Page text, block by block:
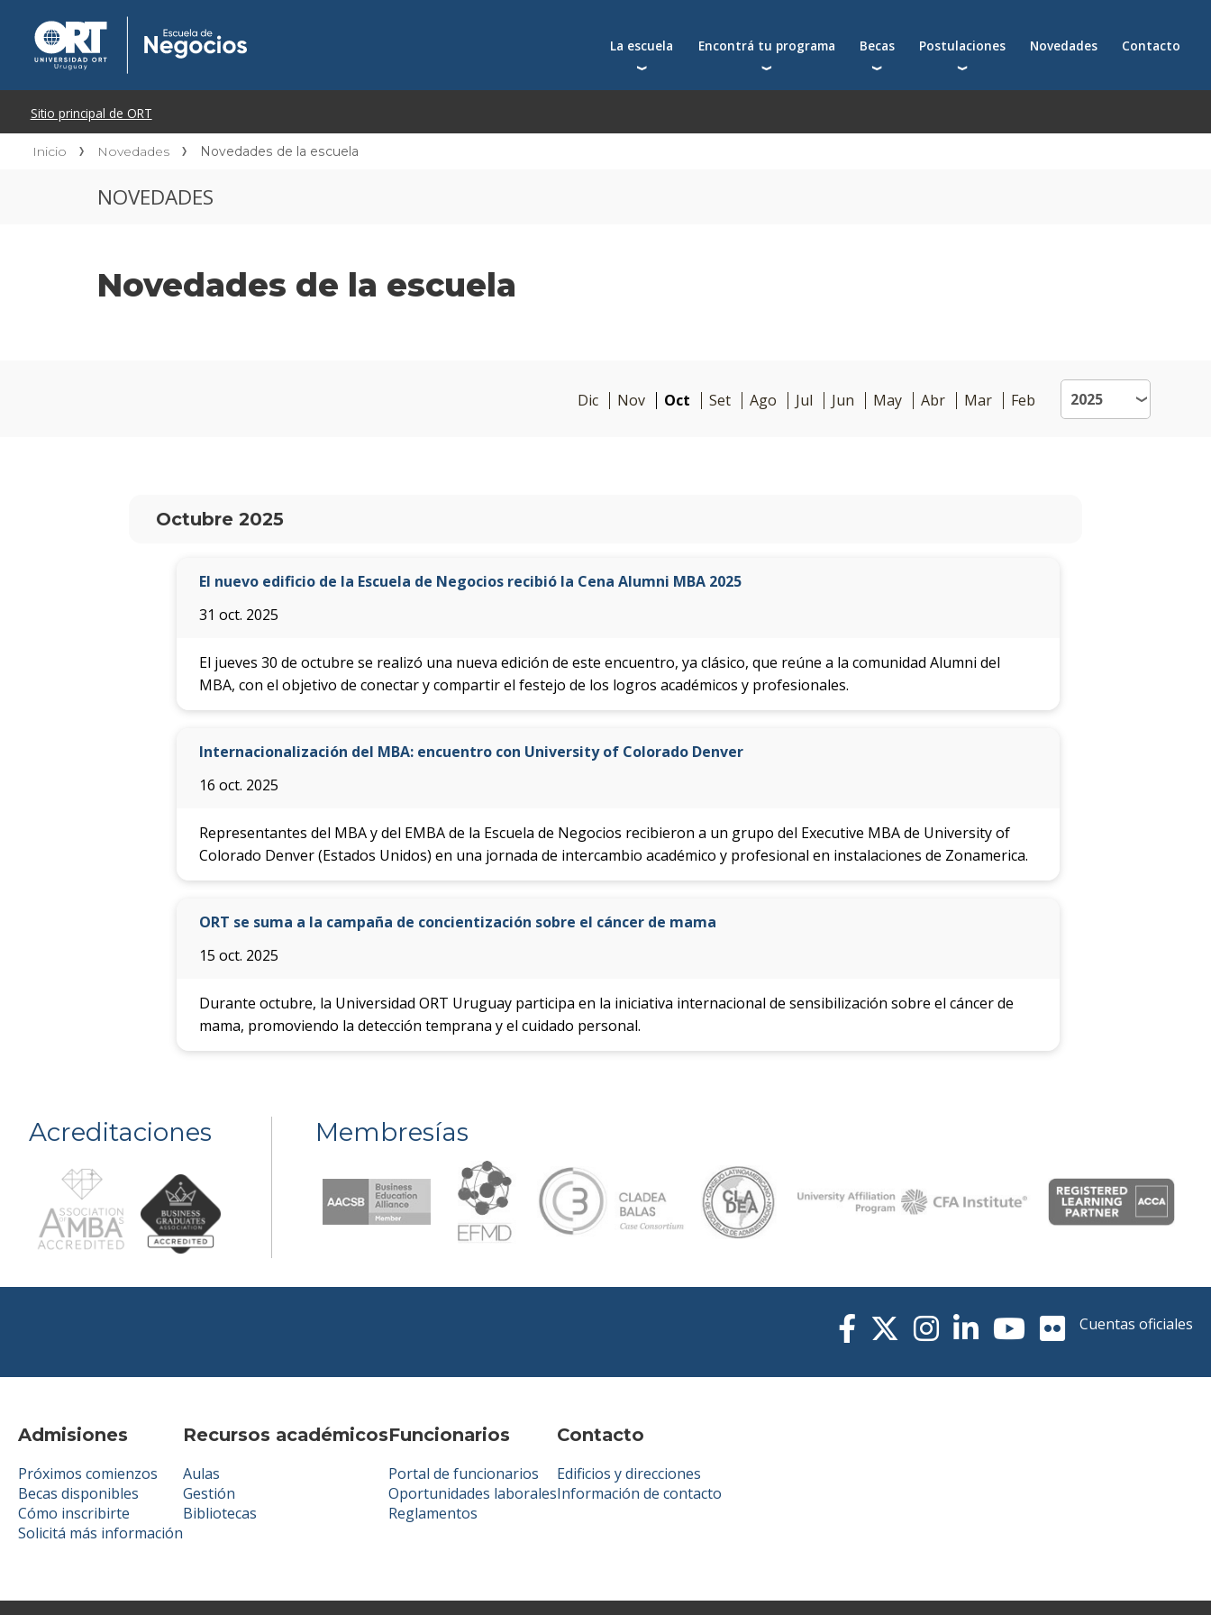
La escuela
Qué nos distingue
Encontrá tu programa
Postgrados
Becas
Becas para postgrados
Postulaciones
Cómo postularte a un postgrado
Novedades Contacto
Inicio Novedades Novedades de la escuela
NOVEDADES
Novedades de la escuela
Dic Nov Oct Set Ago Jul Jun May Abr Mar Feb
Octubre 2025
El nuevo edificio de la Escuela de Negocios recibió la Cena Alumni MBA 2025
31 oct. 2025
El jueves 30 de octubre se realizó una nueva edición de este encuentro, ya clásico, que reúne a la comunidad Alumni del
MBA, con el objetivo de conectar y compartir el festejo de los logros académicos y profesionales.
Internacionalización del MBA: encuentro con University of Colorado Denver
16 oct. 2025
Representantes del MBA y del EMBA de la Escuela de Negocios recibieron a un grupo del Executive MBA de University of
Colorado Denver (Estados Unidos) en una jornada de intercambio académico y profesional en instalaciones de Zonamerica.
ORT se suma a la campaña de concientización sobre el cáncer de mama
15 oct. 2025
Durante octubre, la Universidad ORT Uruguay participa en la iniciativa internacional de sensibilización sobre el cáncer de
mama, promoviendo la detección temprana y el cuidado personal.
Acreditaciones Membresías
Admisiones
Próximos comienzos
Becas disponibles
Cómo inscribirte
Solicitá más información
Recursos académicos
Aulas
Gestión
Bibliotecas
Funcionarios
Portal de funcionarios
Oportunidades laborales
Reglamentos
Contacto
Edificios y direcciones
Información de contacto
Cuentas oficiales